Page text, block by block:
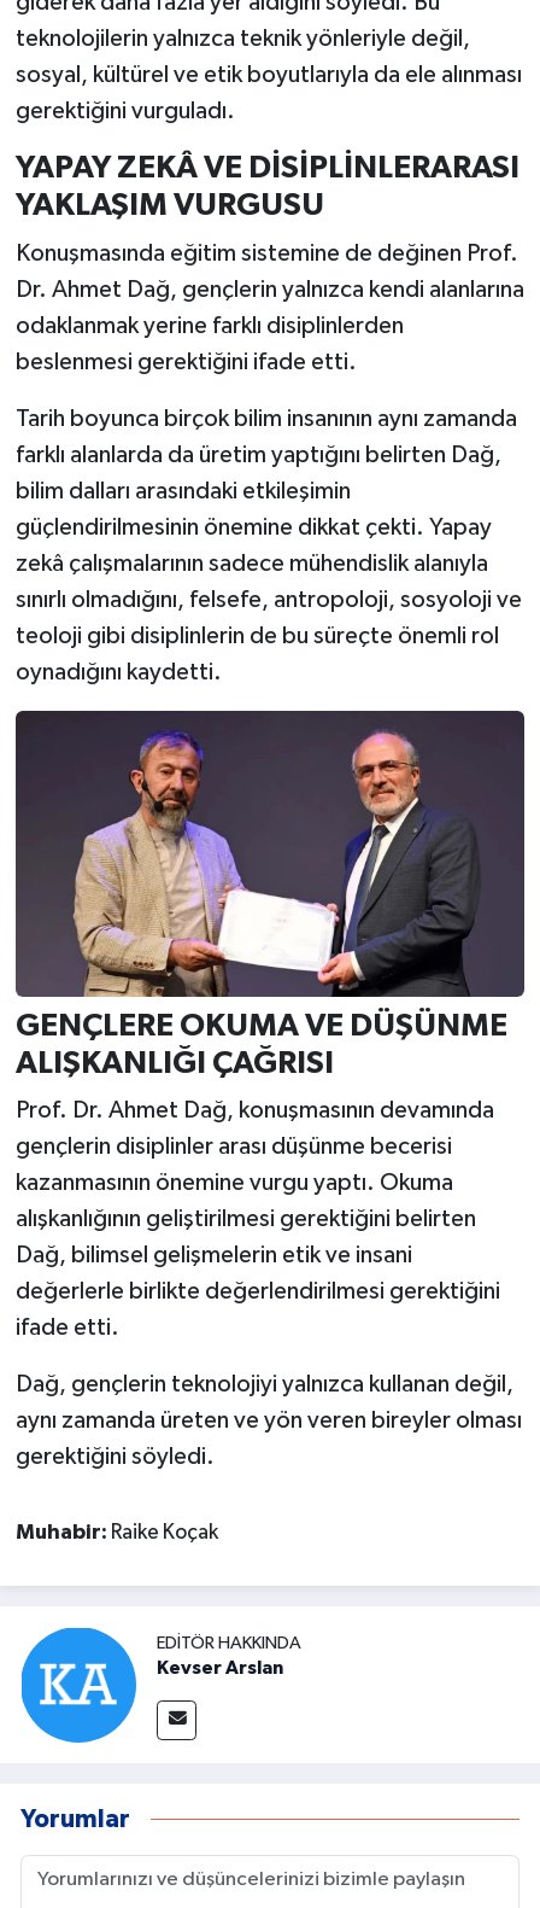
teknolojilerin yalnızca teknik yönleriyle değil,
sosyal, kültürel ve etik boyutlarıyla da ele alınması
gerektiğini vurguladı.
YAPAY ZEKÂ VE DİSİPLİNLERARASI
YAKLAŞIM VURGUSU
Konuşmasında eğitim sistemine de değinen Prof.
Dr. Ahmet Dağ, gençlerin yalnızca kendi alanlarına
odaklanmak yerine farklı disiplinlerden
beslenmesi gerektiğini ifade etti.
Tarih boyunca birçok bilim insanının aynı zamanda
farklı alanlarda da üretim yaptığını belirten Dağ,
bilim dalları arasındaki etkileşimin
güçlendirilmesinin önemine dikkat çekti. Yapay
zekâ çalışmalarının sadece mühendislik alanıyla
sınırlı olmadığını, felsefe, antropoloji, sosyoloji ve
teoloji gibi disiplinlerin de bu süreçte önemli rol
oynadığını kaydetti.
GENÇLERE OKUMA VE DÜŞÜNME
ALIŞKANLIĞI ÇAĞRISI
Prof. Dr. Ahmet Dağ, konuşmasının devamında
gençlerin disiplinler arası düşünme becerisi
kazanmasının önemine vurgu yaptı. Okuma
alışkanlığının geliştirilmesi gerektiğini belirten
Dağ, bilimsel gelişmelerin etik ve insani
değerlerle birlikte değerlendirilmesi gerektiğini
ifade etti.
Dağ, gençlerin teknolojiyi yalnızca kullanan değil,
aynı zamanda üreten ve yön veren bireyler olması
gerektiğini söyledi.
Muhabir: Raike Koçak
EDITÖR HAKKINDA
Kevser Arslan
Yorumlar